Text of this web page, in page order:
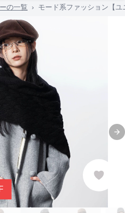
の一覧 › モード系ファッション【